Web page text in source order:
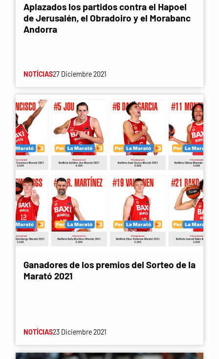
Aplazados los partidos contra el Hapoel
de Jerusalén, el Obradoiro y el Morabanc
Andorra
NOTÍCIAS27 Diciembre 2021
Ganadores de los premios del Sorteo de la
Marató 2021
NOTÍCIAS23 Diciembre 2021